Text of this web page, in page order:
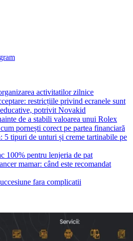
activitatilor zilnice
restricțiile privind ecranele sunt
potrivit Novakid
de a stabili valoarea unui Rolex
pornești corect pe partea financiară
5 tipuri de unturi și creme tartinabile pe
100% pentru lenjeria de pat
mamar: când este recomandat
fara complicatii